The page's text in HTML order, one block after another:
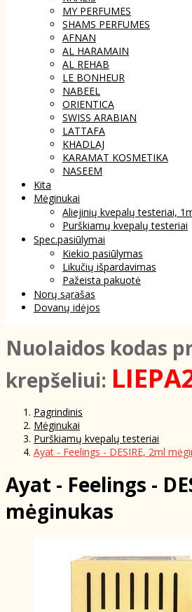
MY PERFUMES
SHAMS PERFUMES
AFNAN
AL HARAMAIN
AL REHAB
LE BONHEUR
NABEEL
ORIENTICA
SWISS ARABIAN
LATTAFA
KHADLAJ
KARAMAT KOSMETIKA
NASEEM
Kita
Mėginukai
Aliejinių kvepalų testeriai,
Purškiamų kvepalų testeriai
Spec.pasiūlymai
Kiekio pasiūlymas
Likučių išpardavimas
Pažeista pakuotė
Norų sąrašas
Dovanų idėjos
NuoIaidos kodas
krepšeliui:
Pagrindinis
Mėginukai
Purškiamų kvepalų testeriai
Ayat - Feelings - DESIRE, 2ml
Ayat - Feelings -
mėginukas